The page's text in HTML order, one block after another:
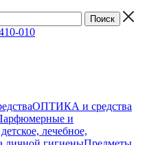
010
ОПТИКА и средства
и
лечебное,